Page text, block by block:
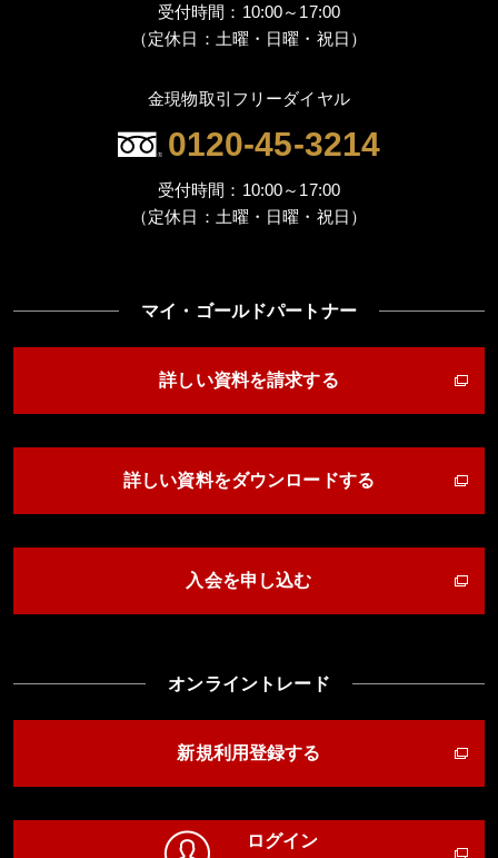
受付時間：10:00～17:00
（定休日：土曜・日曜・祝日）
金現物取引フリーダイヤル
0120-45-3214
受付時間：10:00～17:00
（定休日：土曜・日曜・祝日）
マイ・ゴールドパートナー
詳しい資料を請求する
詳しい資料をダウンロードする
入会を申し込む
オンライントレード
新規利用登録する
ログイン